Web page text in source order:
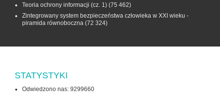
Teoria ochrony informacji (cz. 1) (75 462)
Zintegrowany system bezpieczeństwa człowieka w XXI wieku -
piramida równoboczna (72 324)
STATYSTYKI
Odwiedzono nas: 9299660